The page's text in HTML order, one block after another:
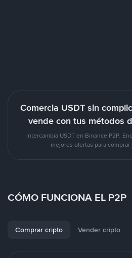
Comercia USDT sin
vende con tus métodos
Intercambia USDT en Binance P2P.
mejores ofertas para comprar
CÓMO FUNCIONA EL P2P
Comprar cripto Vender cripto